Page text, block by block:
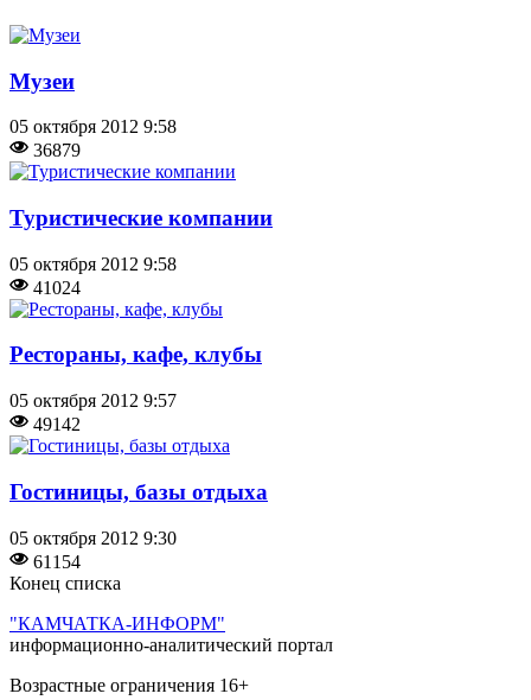
Музеи
05 октября 2012 9:58
36879
Туристические компании
05 октября 2012 9:58
41024
Рестораны, кафе, клубы
05 октября 2012 9:57
49142
Гостиницы, базы отдыха
05 октября 2012 9:30
61154
Конец списка
"КАМЧАТКА-ИНФОРМ"
информационно-аналитический портал
Возрастные ограничения 16+